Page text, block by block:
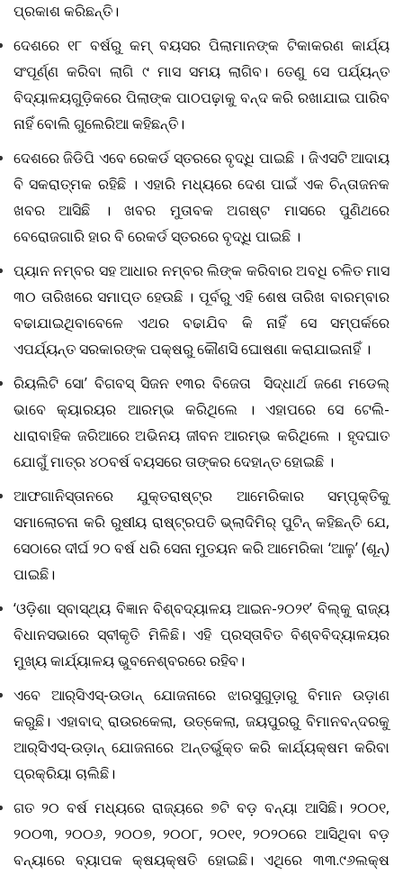
ପ୍ରକାଶ କରିଛନ୍ତି।
ଦେଶରେ ୧୮ ବର୍ଷରୁ କମ୍‌ ବୟସର ପିଲାମାନଙ୍କ ଟିକାକରଣ କାର୍ଯ୍ୟ
ସଂପୂର୍ଣ୍ଣ କରିବା ଲାଗି ୯ ମାସ ସମୟ ଲାଗିବ। ତେଣୁ ସେ ପର୍ଯ୍ୟନ୍ତ
ବିଦ୍ୟାଳୟଗୁଡ଼ିକରେ ପିଲାଙ୍କ ପାଠପଢ଼ାକୁ ବନ୍ଦ କରି ରଖାଯାଇ ପାରିବ
ନାହିଁ ବୋଲି ଗୁଲେରିଆ କହିଛନ୍ତି।
ଦେଶରେ ଜିଡିପି ଏବେ ରେକର୍ଡ ସ୍ତରରେ ବୃଦ୍ଧି ପାଇଛି । ଜିଏସଟି ଆଦାୟ
ବି ସକରାତ୍ମକ ରହିଛି । ଏହାରି ମଧ୍ୟରେ ଦେଶ ପାଇଁ ଏକ ଚିନ୍ତାଜନକ
ଖବର ଆସିଛି । ଖବର ମୁତାବକ ଅଗଷ୍ଟ ମାସରେ ପୁଣିଥରେ
ବେରୋଜଗାରି ହାର ବି ରେକର୍ଡ ସ୍ତରରେ ବୃଦ୍ଧି ପାଇଛି ।
ପ୍ୟାନ ନମ୍ବର ସହ ଆଧାର ନମ୍ବର ଲିଙ୍କ କରିବାର ଅବଧି ଚଳିତ ମାସ
୩୦ ତାରିଖରେ ସମାପ୍ତ ହେଉଛି । ପୂର୍ବରୁ ଏହି ଶେଷ ତାରିଖ ବାରମ୍ବାର
ବଢାଯାଇଥିବାବେଳେ ଏଥର ବଢାଯିବ କି ନାହିଁ ସେ ସମ୍ପର୍କରେ
ଏପର୍ଯ୍ୟନ୍ତ ସରକାରଙ୍କ ପକ୍ଷରୁ କୌଣସି ଘୋଷଣା କରାଯାଇନାହିଁ ।
ରିୟଲିଟି ସୋ’ ବିଗବସ୍ ସିଜନ ୧୩ର ବିଜେତା ସିଦ୍ଧାର୍ଥ ଜଣେ ମଡେଲ୍
ଭାବେ କ୍ୟାରୟର ଆରମ୍ଭ କରିଥିଲେ । ଏହାପରେ ସେ ଟେଲି-
ଧାରାବାହିକ ଜରିଆରେ ଅଭିନୟ ଜୀବନ ଆରମ୍ଭ କରିଥିଲେ । ହୃଦଘାତ
ଯୋଗୁଁ ମାତ୍ର ୪୦ବର୍ଷ ବୟସରେ ତାଙ୍କର ଦେହାନ୍ତ ହୋଇଛି ।
ଆଫଗାନିସ୍ତାନରେ ଯୁକ୍ତରାଷ୍ଟ୍ର ଆମେରିକାର ସମ୍ପୃକ୍ତିକୁ
ସମାଲୋଚନା କରି ରୁଷୀୟ ରାଷ୍ଟ୍ରପତି ଭ୍ଲାଦିମିର୍‌ ପୁଟିନ୍‌ କହିଛନ୍ତି ଯେ,
ସେଠାରେ ଦୀର୍ଘ ୨୦ ବର୍ଷ ଧରି ସେନା ମୁତୟନ କରି ଆମେରିକା ‘ଆଳୁ’ (ଶୂନ୍)
ପାଇଛି।
‘ଓଡ଼ିଶା ସ୍ବାସ୍ଥ୍ୟ ବିଜ୍ଞାନ ବିଶ୍ବଦ୍ୟାଳୟ ଆଇନ-୨୦୨୧’ ବିଲ୍‌କୁ ରାଜ୍ୟ
ବିଧାନସଭାରେ ସ୍ବୀକୃତି ମିଳିଛି। ଏହି ପ୍ରସ୍ତାବିତ ବିଶ୍ବବିଦ୍ୟାଳୟର
ମୁଖ୍ୟ କାର୍ଯ୍ୟାଳୟ ଭୁବନେଶ୍ବରରେ ରହିବ।
ଏବେ ଆର୍‌ସିଏସ୍-ଉଡାନ୍ ଯୋଜନାରେ ଝାରସୁଗୁଡ଼ା‌ରୁ ବିମାନ ଉଡ଼ାଣ
କରୁଛି। ଏହାବାଦ୍ ରାଉରକେଲା, ଉତ୍‌କେଲା, ଜୟପୁରରୁ ବିମାନବନ୍ଦରକୁ
ଆର୍‌ସିଏସ୍‌-ଉଡ଼ାନ୍ ଯୋଜନାରେ ଅନ୍ତର୍ଭୁକ୍ତ କରି କାର୍ଯ୍ୟକ୍ଷମ କରିବା
ପ୍ରକ୍ରିୟା ଚାଲିଛି।
ଗତ ୨୦ ବର୍ଷ ମଧ୍ୟରେ ରାଜ୍ୟରେ ୭ଟି ବଡ଼ ବନ୍ୟା ଆସିଛି। ୨୦୦୧,
୨୦୦୩, ୨୦୦୬, ୨୦୦୭, ୨୦୦୮, ୨୦୧୧, ୨୦୨୦ରେ ଆସିଥିବା ବଡ଼
ବନ୍ୟାରେ ବ୍ୟାପକ କ୍ଷୟକ୍ଷତି ହୋଇଛି। ଏଥିରେ ୩୩.୯୬ଲକ୍ଷ